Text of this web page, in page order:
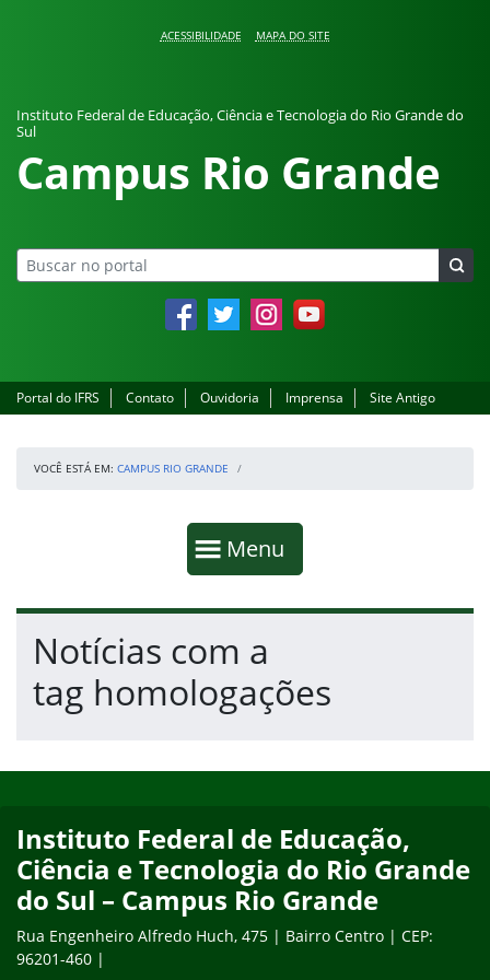
ACESSIBILIDADE MAPA DO SITE
Instituto Federal de Educação, Ciência e Tecnologia do Rio Grande do
Sul
Campus Rio Grande
Facebook Twitter InstagramYouTube
Portal do IFRS Contato Ouvidoria Imprensa Site Antigo
VOCÊ ESTÁ EM: CAMPUS RIO GRANDE
Mostrar
Menu
Fim da navegação
Início do conteúdo
Notícias com a
tag homologações
Instituto Federal de Educação,
Ciência e Tecnologia do Rio Grande
do Sul – Campus Rio Grande
Rua Engenheiro Alfredo Huch, 475 | Bairro Centro | CEP:
96201-460 |